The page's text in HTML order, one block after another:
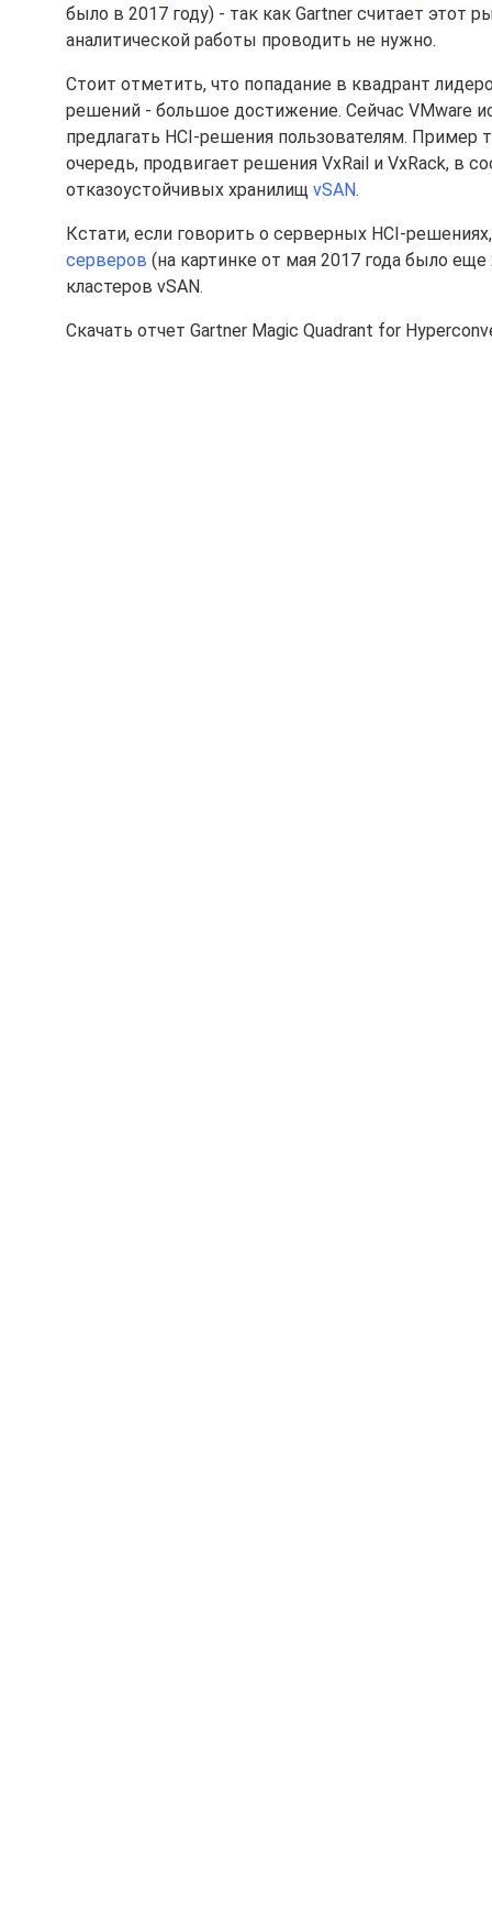
было в 2017 году) - так как Gartner считает этот
аналитической работы проводить не нужно.
Стоит отметить, что попадание в квадрант
решений - большое достижение. Сейчас VMware
предлагать HCI-решения пользователям. Пример
очередь, продвигает решения VxRail и VxRack, в
отказоустойчивых хранилищ vSAN.
Кстати, если говорить о серверных HCI-
серверов (на картинке от мая 2017 года было
кластеров vSAN.
Скачать отчет Gartner Magic Quadrant for